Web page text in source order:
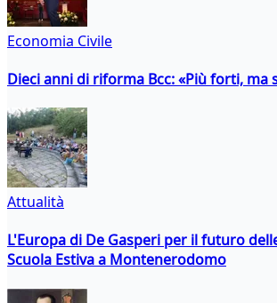
Economia Civile
Dieci anni di riforma Bcc: «Più forti, ma
Attualità
L'Europa di De Gasperi per il futuro
Scuola Estiva a Montenerodomo